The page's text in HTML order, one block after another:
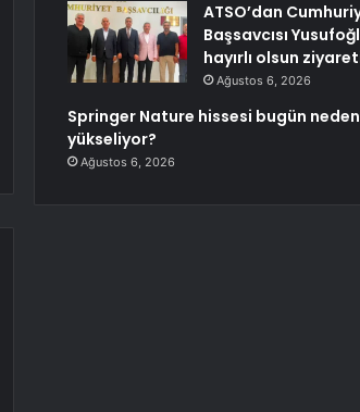
ATSO’dan
Başsavcısı
hayırlı olsun
Ağustos 6, 2026
Springer Nature hissesi bugün neden
yükseliyor?
Ağustos 6, 2026